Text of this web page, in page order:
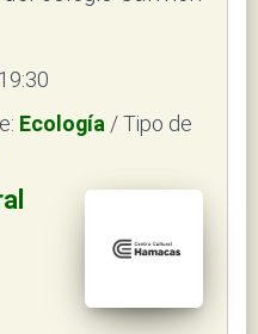
19:30
Ecología / Tipo de